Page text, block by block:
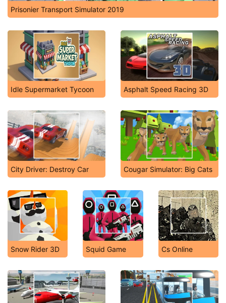
Prisonier Transport Simulator 2019
Idle Supermarket Tycoon Asphalt Speed Racing 3D
City Driver: Destroy Car Cougar Simulator: Big Cats
Snow Rider 3D Squid Game Cs Online